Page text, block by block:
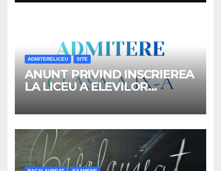
ADMITERELICEU SITE
ANUNT PRIVIND INSCRIEREA
LA LICEU A ELEVILOR
ANUL SCOLAR 2026-2027